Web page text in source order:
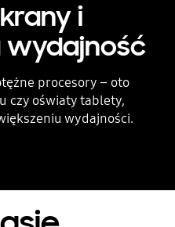
i
wydajność
procesory – oto
czy oświaty tablety,
wydajności.